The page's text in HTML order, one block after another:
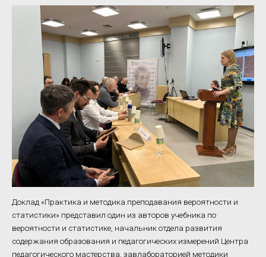
Доклад «Практика и методика преподавания вероятности и
статистики» представил один из авторов учебника по
вероятности и статистике, начальник отдела развития
содержания образования и педагогических измерений Центра
педагогического мастерства, завлабораторией методики